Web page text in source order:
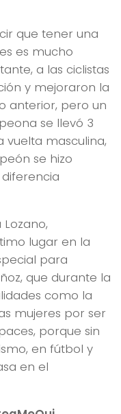
que tener una
es mucho
a las ciclistas
y mejoraron la
anterior, pero un
se llevó 3
vuelta masculina,
se hizo
lugar en la
para
que durante la
como la
mujeres por ser
porque sin
en fútbol y
en el